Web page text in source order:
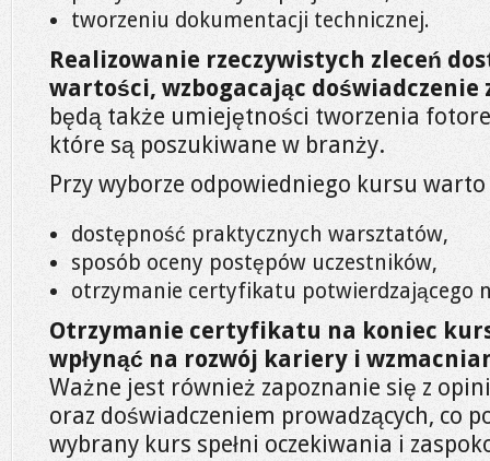
tworzeniu dokumentacji technicznej.
Realizowanie rzeczywistych zleceń
wartości, wzbogacając doświadczenie
będą także umiejętności tworzenia
które są poszukiwane w branży.
Przy wyborze odpowiedniego kursu
dostępność praktycznych warsztatów,
sposób oceny postępów uczestników,
otrzymanie certyfikatu potwierdzającego
Otrzymanie certyfikatu na koniec
wpłynąć na rozwój kariery i
Ważne jest również zapoznanie się z
oraz doświadczeniem prowadzących, co
wybrany kurs spełni oczekiwania i